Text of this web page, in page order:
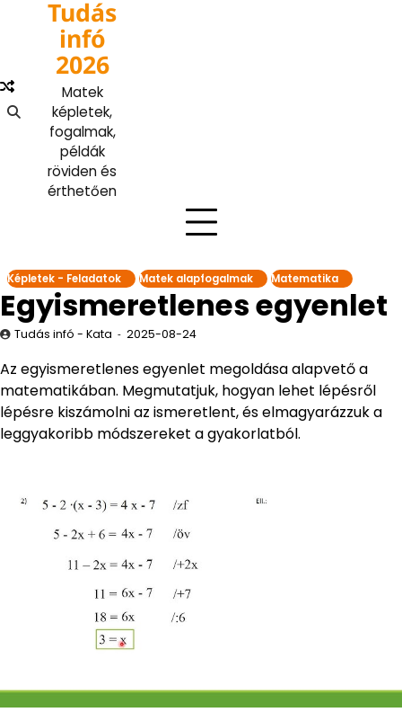
Tudás
infó
2026
Matek
képletek,
fogalmak,
példák
röviden és
érthetően
Képletek - Feladatok Matek alapfogalmak Matematika
Egyismeretlenes egyenlet
Tudás infó - Kata 2025-08-24
Az egyismeretlenes egyenlet megoldása alapvető a
matematikában. Megmutatjuk, hogyan lehet lépésről
lépésre kiszámolni az ismeretlent, és elmagyarázzuk a
leggyakoribb módszereket a gyakorlatból.